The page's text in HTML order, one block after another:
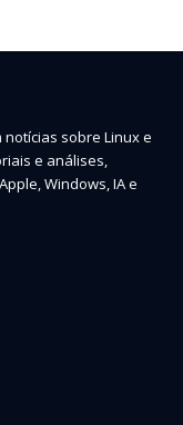
sobre Linux e
e análises,
Windows, IA e